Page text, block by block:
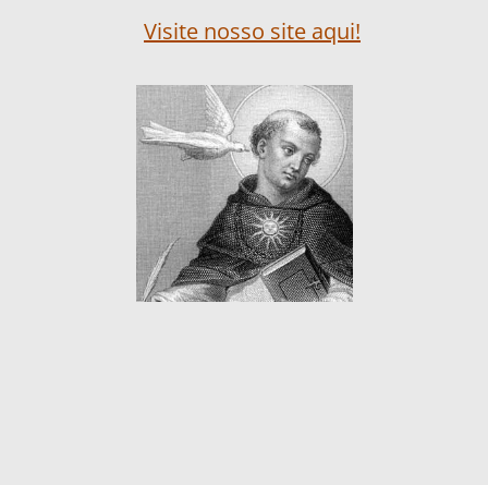
Visite nosso site aqui!